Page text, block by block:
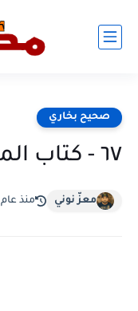
صحيح بخاري
٦٧ - كتاب المغازي
معزّ نوني منذ عام